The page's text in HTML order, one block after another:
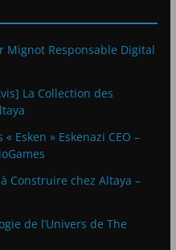
Mignot Responsable Digital
La Collection des
Esken » Eskenazi CEO –
Construire chez Altaya –
de l’Univers de The